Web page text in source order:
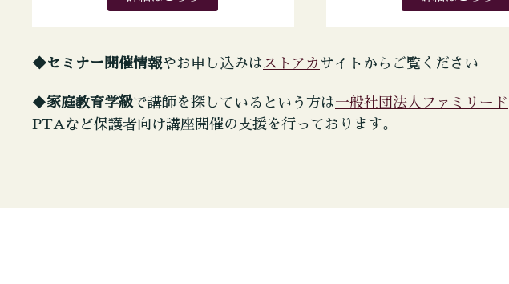
◆セミナー開催情報やお申し込みは ストアカ サイトからご覧ください
◆家庭教育学級で講師を探しているという方は一般社団法人ファミリード
PTAなど保護者向け講座開催の支援を行っております。